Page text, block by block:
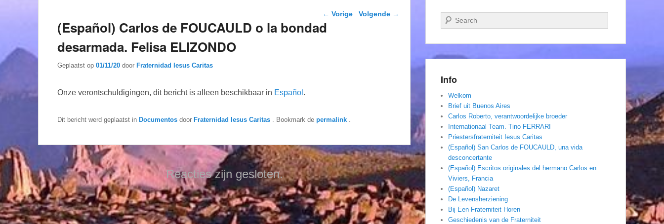
Berichtnavigatie
← Vorige Volgende →
(Español) Carlos de FOUCAULD o la bondad
desarmada. Felisa ELIZONDO
Geplaatst op 01/11/20 door Fraternidad Iesus Caritas
Onze verontschuldigingen, dit bericht is alleen beschikbaar in Español .
Dit bericht werd geplaatst in Documentos door Fraternidad Iesus Caritas . Bookmark de permalink
Reacties zijn gesloten.
Zoeken
Info
Welkom
Brief uit Buenos Aires
Carlos Roberto, verantwoordelijke broeder
Internationaal Team. Tino FERRARI
Priestersfraterniteit Iesus Caritas
(Español) San Carlos de FOUCAULD, una vida
desconcertante
(Español) Escritos originales del hermano Carlos en
Viviers, Francia
(Español) Nazaret
De Levensherziening
Bij Een Fraterniteit Horen
Geschiedenis van de Fraterniteit